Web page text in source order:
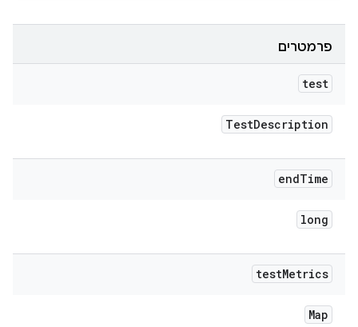
פרמטרים
test
TestDescription
endTime
long
testMetrics
Map